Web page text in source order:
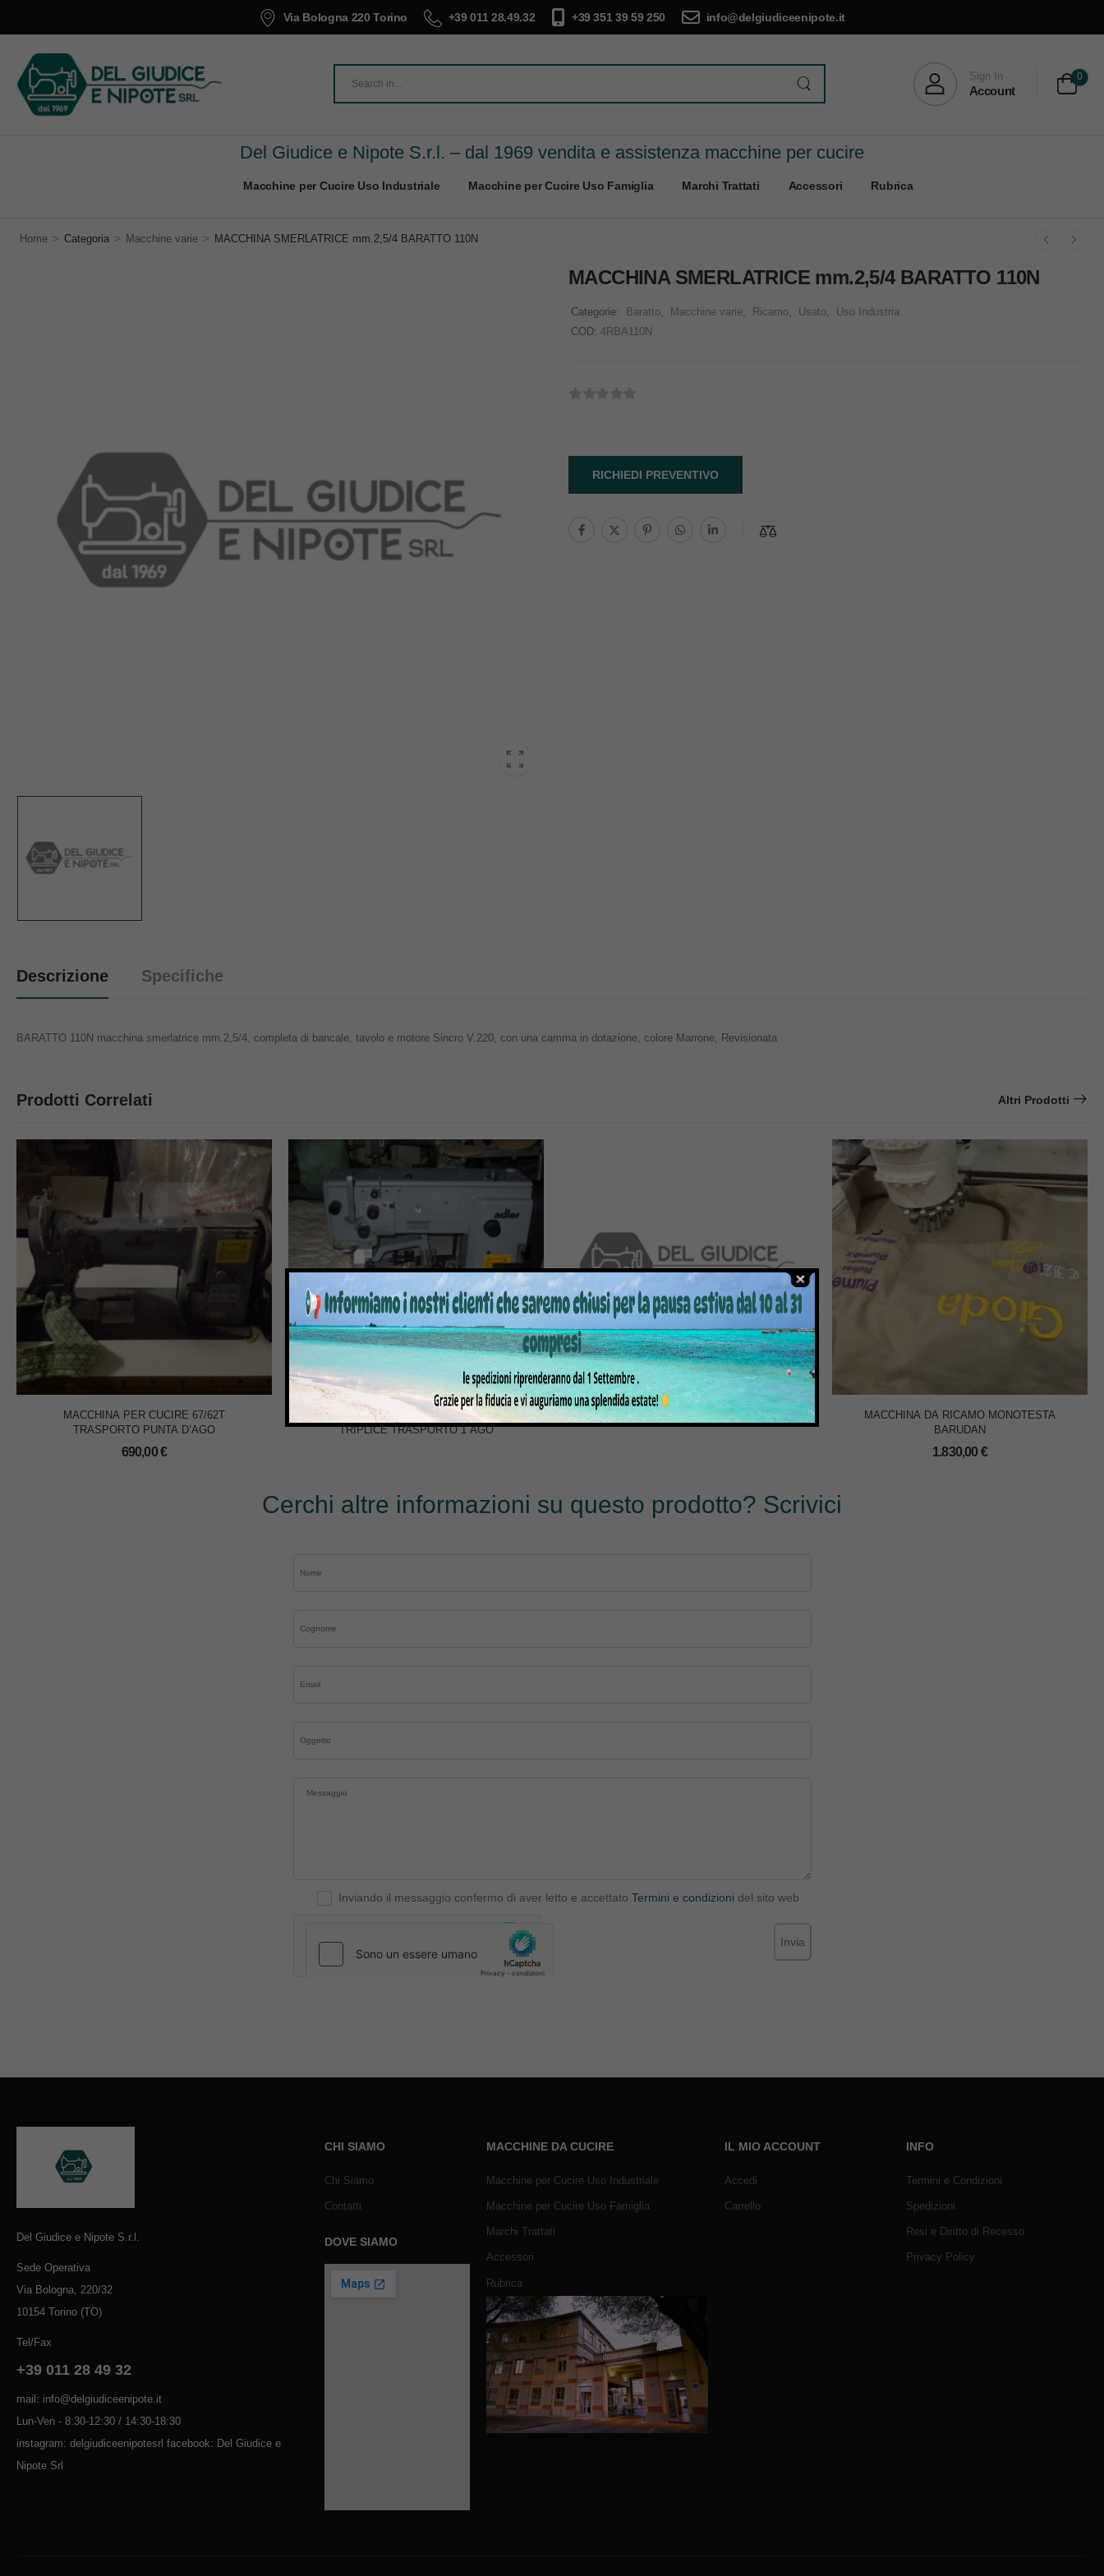
Via Bologna 220 Torino +39 011 28.49.32 +39 351 39 59 250 info@delgiudiceenipote.it
Sign In
Account
0
Del Giudice e Nipote S.r.l. – dal 1969 vendita e assistenza macchine per cucire
Macchine per Cucire Uso Industriale Macchine per Cucire Uso Famiglia Marchi Trattati Accessori Rubrica
Home > Categoria > Macchine varie > MACCHINA SMERLATRICE mm.2,5/4 BARATTO 110N
MACCHINA SMERLATRICE mm.2,5/4 BARATTO 110N
Categorie: Baratto Macchine varie Ricamo Usato
Uso Industria
COD: 4RBA110N
RICHIEDI PREVENTIVO
Descrizione Specifiche
BARATTO 110N macchina smerlatrice mm.2,5/4, completa di bancale, tavolo e motore Sincro V.220, con una camma in dotazione, colore Marrone, Revisionata
Prodotti Correlati Altri Prodotti
MACCHINA PER CUCIRE 67/62T
TRASPORTO PUNTA D’AGO
690,00€
MACCHINA PER CUCIRE 467AE73F36
TRIPLICE TRASPORTO 1 AGO
MACCHINA SMERLATRICE BARATTO 155/3
MACCHINA DA RICAMO MONOTESTA
BARUDAN
1.830,00 €
Cerchi altre informazioni su questo prodotto? Scrivici
Inviando il messaggio confermo di aver letto e accettato Termini e condizioni del sito web
Invia
Del Giudice e Nipote S.r.l.
Sede Operativa
Via Bologna, 220/32
10154 Torino (TO)
Tel/Fax
+39 011 28 49 32
mail: info@delgiudiceenipote.it
Lun-Ven - 8:30-12:30 / 14:30-18:30
instagram: delgiudiceenipotesrl facebook: Del Giudice e
Nipote Srl
CHI SIAMO
Chi Siamo
Contatti
DOVE SIAMO
MACCHINE DA CUCIRE
Macchine per Cucire Uso Industriale
Macchine per Cucire Uso Famiglia
Marchi Trattati
Accessori
Rubrica
IL MIO ACCOUNT
Accedi
Carrello
INFO
Termini e Condizioni
Spedizioni
Resi e Diritto di Recesso
Privacy Policy